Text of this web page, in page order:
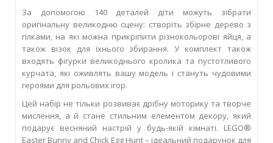
За допомогою 140 деталей діти можуть зібрати
оригінальну великодню сцену: створіть збірне дерево з
гілками, на які можна прикріпити різнокольорові яйця, а
також візок для їхнього збирання. У комплект також
входять фігурки великоднього кролика та пустотливого
курчата, які оживлять вашу модель і стануть чудовими
героями для рольових ігор.
Цей набір не тільки розвиває дрібну моторику та творче
мислення, а й стане стильним елементом декору, який
подарує весняний настрій у будь-якій кімнаті. LEGO®
Easter Bunny and Chick Egg Hunt – ідеальний подарунок для